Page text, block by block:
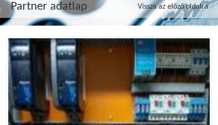
Partner adatlap Vissza az előző oldalra